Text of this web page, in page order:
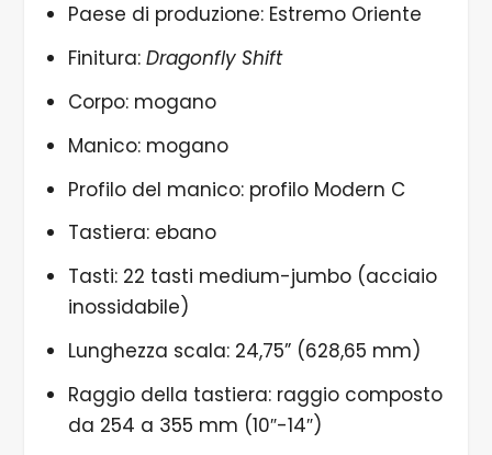
Paese di produzione: Estremo Oriente
Finitura: Dragonfly Shift
Corpo: mogano
Manico: mogano
Profilo del manico: profilo Modern C
Tastiera: ebano
Tasti: 22 tasti medium-jumbo (acciaio
inossidabile)
Lunghezza scala: 24,75” (628,65 mm)
Raggio della tastiera: raggio composto
da 254 a 355 mm (10″-14″)